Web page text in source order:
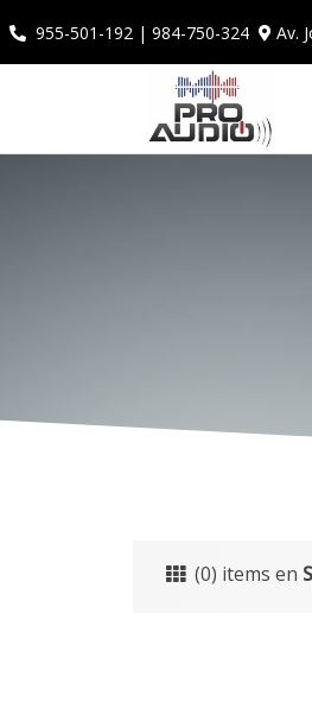
955-501-192 | 984-750-324 Av.
(0) items en